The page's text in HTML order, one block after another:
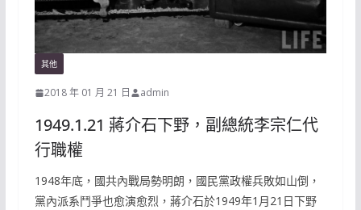
其他
2018 年 01 月 21 日 admin
1949.1.21 蔣介石下野，副總統李宗仁代
行職權
1948年底，國共內戰局勢明朗，國民黨政權兵敗如山倒，
黨內派系鬥爭也愈演愈烈，蔣介石於1949年1月21日下野